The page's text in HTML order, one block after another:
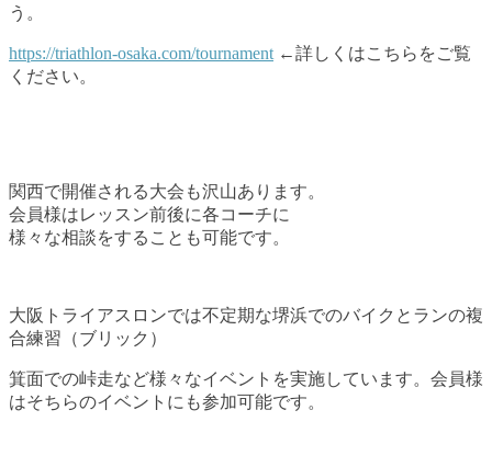
う。
https://triathlon-osaka.com/tournament ←詳しくはこちらをご覧
ください。
関西で開催される大会も沢山あります。
会員様はレッスン前後に各コーチに
様々な相談をすることも可能です。
大阪トライアスロンでは不定期な堺浜でのバイクとランの複
合練習（ブリック）
箕面での峠走など様々なイベントを実施しています。会員様
はそちらのイベントにも参加可能です。